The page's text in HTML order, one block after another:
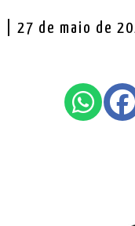
| 27 de maio de